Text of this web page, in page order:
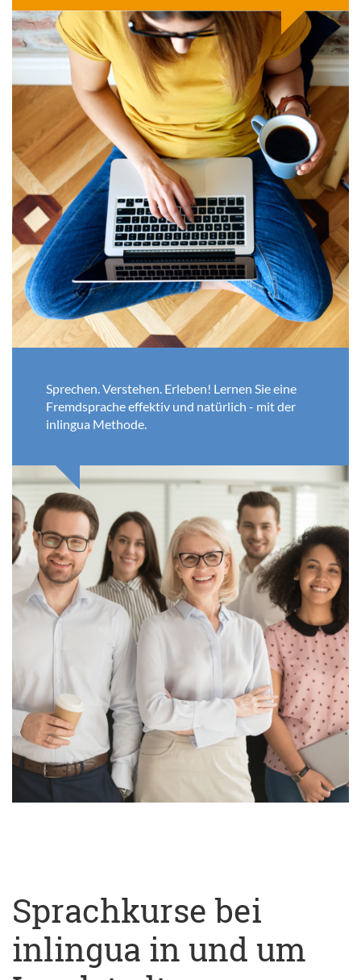
Sprechen. Verstehen. Erleben! Lernen Sie eine
Fremdsprache effektiv und natürlich - mit der
inlingua Methode.
Sprachkurse bei
inlingua in und um